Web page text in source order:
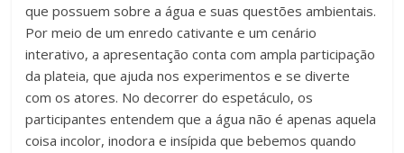
que possuem sobre a água e suas questões ambientais.
Por meio de um enredo cativante e um cenário
interativo, a apresentação conta com ampla participação
da plateia, que ajuda nos experimentos e se diverte
com os atores. No decorrer do espetáculo, os
participantes entendem que a água não é apenas aquela
coisa incolor, inodora e insípida que bebemos quando